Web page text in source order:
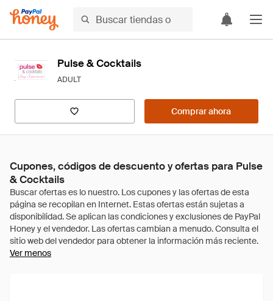
Pulse & Cocktails
ADULT
Comprar ahora
Cupones, códigos de descuento y ofertas para Pulse
& Cocktails
Ver menos